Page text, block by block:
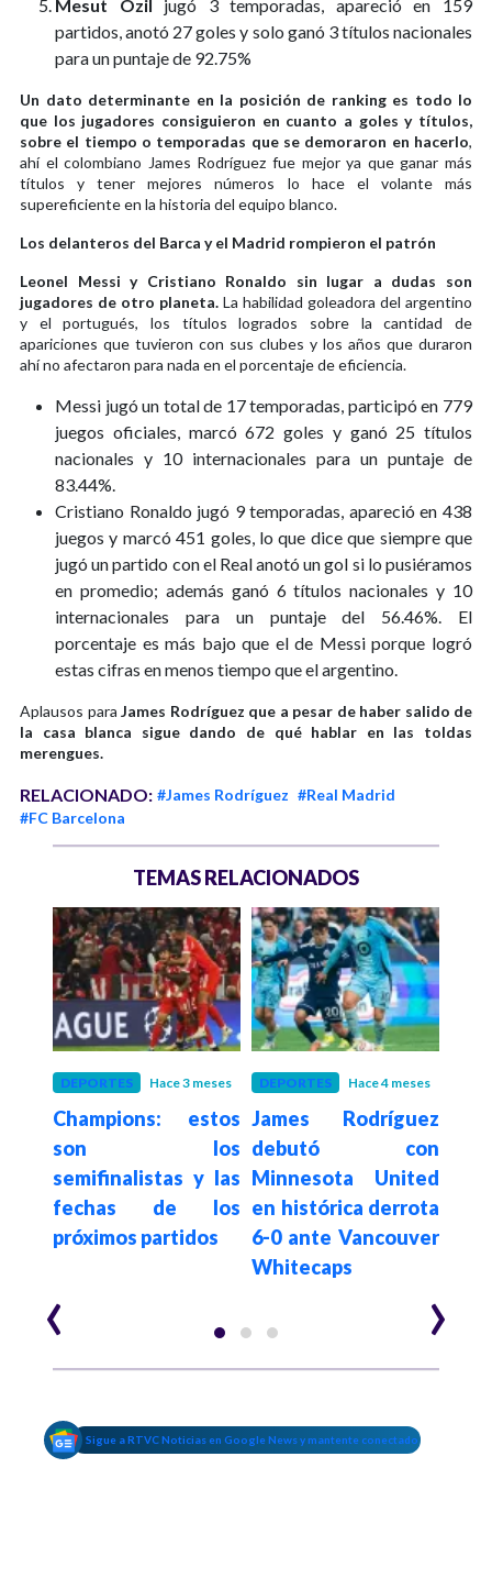
Mesut Özil
jugó 3 temporadas, apareció en 159
partidos, anotó 27 goles y solo ganó 3 títulos nacionales
para un puntaje de 92.75%
Un dato determinante en la posición de ranking es todo lo
que los jugadores consiguieron en cuanto a goles y títulos,
sobre el tiempo o temporadas que se demoraron en hacerlo,
ahí el colombiano James Rodríguez fue mejor ya que ganar más
títulos y tener mejores números lo hace el volante más
supereficiente en la historia del equipo blanco.
Los delanteros del Barca y el Madrid rompieron el patrón
Leonel Messi y Cristiano Ronaldo sin lugar a dudas son
jugadores de otro planeta. La habilidad goleadora del argentino
y el portugués, los títulos logrados sobre la cantidad de
apariciones que tuvieron con sus clubes y los años que duraron
ahí no afectaron para nada en el porcentaje de eficiencia.
Messi jugó un total de 17 temporadas, participó en 779
juegos oficiales, marcó 672 goles y ganó 25 títulos
nacionales y 10 internacionales para un puntaje de
83.44%.
Cristiano Ronaldo jugó 9 temporadas, apareció en 438
juegos y marcó 451 goles, lo que dice que siempre que
jugó un partido con el Real anotó un gol si lo pusiéramos
en promedio; además ganó 6 títulos nacionales y 10
internacionales para un puntaje del 56.46%. El
porcentaje es más bajo que el de Messi porque logró
estas cifras en menos tiempo que el argentino.
Aplausos para James Rodríguez que a pesar de haber salido de
la casa blanca sigue dando de qué hablar en las toldas
merengues.
RELACIONADO: #James Rodríguez #Real Madrid
#FC Barcelona
TEMAS RELACIONADOS
DEPORTES Hace 3 meses
Champions: estos
son los
semifinalistas y las
fechas de los
próximos partidos
DEPORTES Hace 4 meses
James Rodríguez
debutó con
Minnesota United
en histórica derrota
6-0 ante Vancouver
Whitecaps
‹ ›
Sigue a RTVC Noticias en Google News y mantente conectado